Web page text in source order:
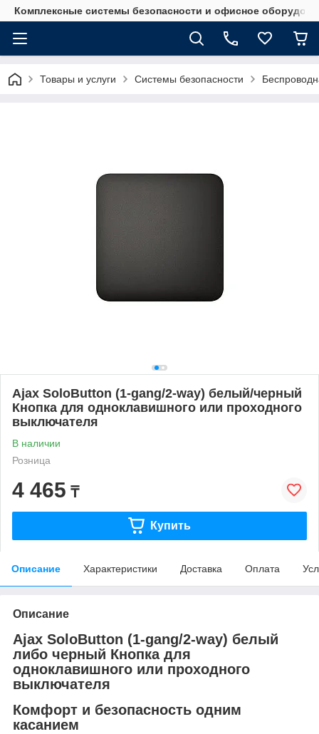
Комплексные системы безопасности и офисное
Товары и услуги Системы безопасности
Ajax SoloButton (1-gang/2-way) белый/черный
Кнопка для одноклавишного или проходного
выключателя
В наличии
Розница
4 465 ₸
Купить
Описание Характеристики Доставка Оплата
Описание
Ajax SoloButton (1-gang/2-way) белый
либо черный Кнопка для
одноклавишного или проходного
выключателя
Комфорт и безопасность одним
касанием